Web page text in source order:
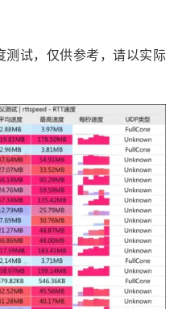
试，仅供参考，请以实际